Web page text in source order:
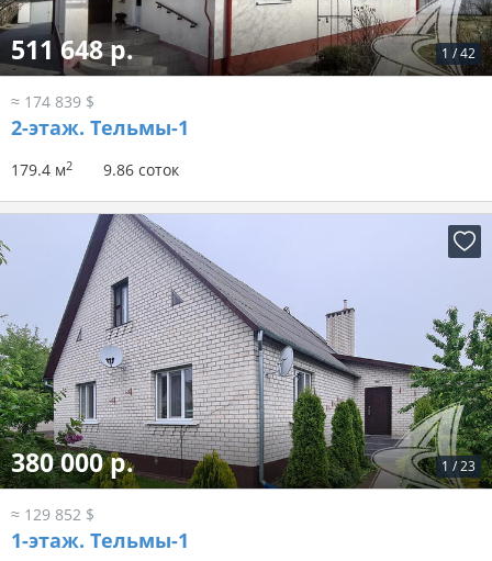
1 /42
511 648 р.
≈ 174 839 $
2-этаж. Тельмы-1
179.4 м2 9.86 соток
1 /23
380 000 р.
≈ 129 852 $
1-этаж. Тельмы-1